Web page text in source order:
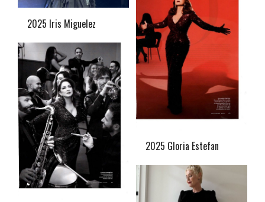
2025 Iris Miguelez
2025 Gloria Estefan